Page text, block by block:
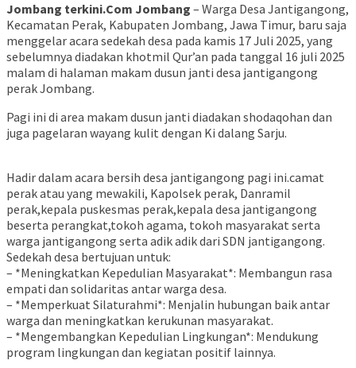
Jombang terkini.Com Jombang – Warga Desa Jantigangong,
Kecamatan Perak, Kabupaten Jombang, Jawa Timur, baru saja
menggelar acara sedekah desa pada kamis 17 Juli 2025, yang
sebelumnya diadakan khotmil Qur’an pada tanggal 16 juli 2025
malam di halaman makam dusun janti desa jantigangong
perak Jombang.
Pagi ini di area makam dusun janti diadakan shodaqohan dan
juga pagelaran wayang kulit dengan Ki dalang Sarju.
Hadir dalam acara bersih desa jantigangong pagi ini.camat
perak atau yang mewakili, Kapolsek perak, Danramil
perak,kepala puskesmas perak,kepala desa jantigangong
beserta perangkat,tokoh agama, tokoh masyarakat serta
warga jantigangong serta adik adik dari SDN jantigangong.
Sedekah desa bertujuan untuk:
– *Meningkatkan Kepedulian Masyarakat*: Membangun rasa
empati dan solidaritas antar warga desa.
– *Memperkuat Silaturahmi*: Menjalin hubungan baik antar
warga dan meningkatkan kerukunan masyarakat.
– *Mengembangkan Kepedulian Lingkungan*: Mendukung
program lingkungan dan kegiatan positif lainnya.